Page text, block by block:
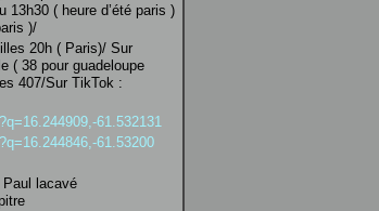
13h30 ( heure d’été paris )
)/
20h ( Paris)/ Sur
( 38 pour guadeloupe
407/Sur TikTok :
61.532131
61.53200
Paul lacavé